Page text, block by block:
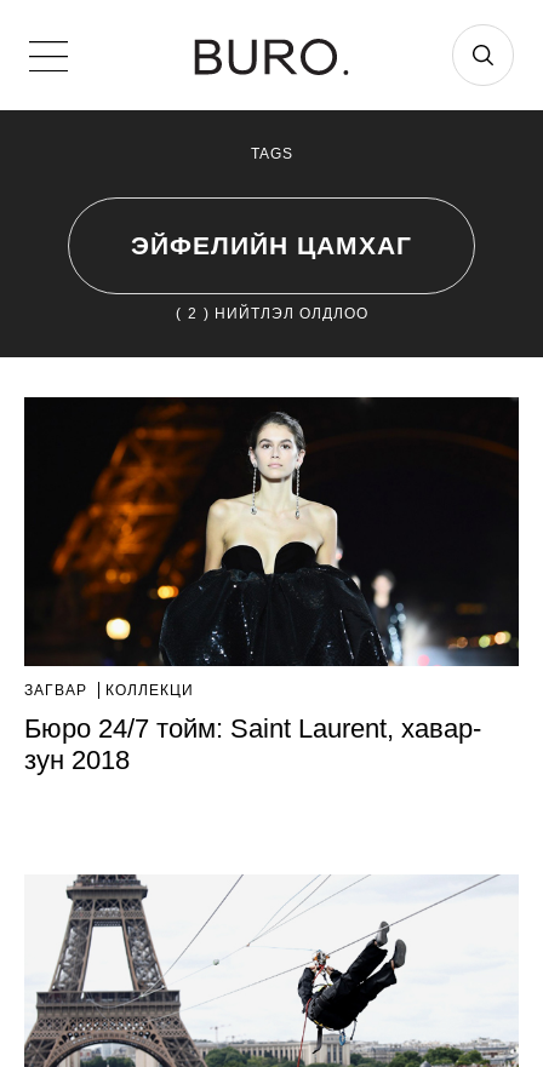
TAGS
ЭЙФЕЛИЙН ЦАМХАГ
( 2 ) НИЙТЛЭЛ ОЛДЛОО
ЗАГВАР КОЛЛЕКЦИ
Бюро 24/7 тойм: Saint Laurent, хавар-
зун 2018